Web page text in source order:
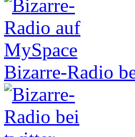
Bizarre-Radio